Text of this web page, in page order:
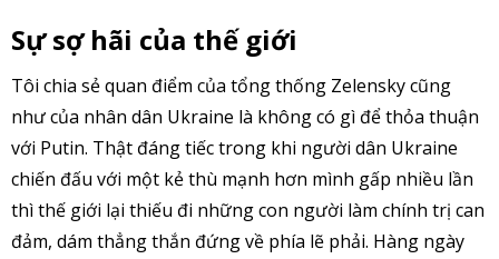
Sự sợ hãi của thế giới
Tôi chia sẻ quan điểm của tổng thống Zelensky cũng
như của nhân dân Ukraine là không có gì để thỏa thuận
với Putin. Thật đáng tiếc trong khi người dân Ukraine
chiến đấu với một kẻ thù mạnh hơn mình gấp nhiều lần
thì thế giới lại thiếu đi những con người làm chính trị can
đảm, dám thẳng thắn đứng về phía lẽ phải. Hàng ngày